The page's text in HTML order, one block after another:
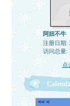
阿妞不牛
注册日期:
访问总量:
点